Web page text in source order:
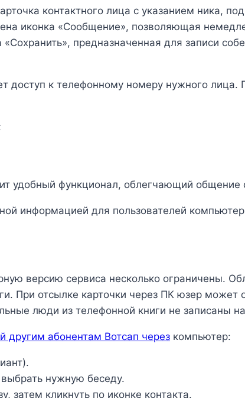
контактного лица с указанием ника,
иконка «Сообщение», позволяющая
предназначенная для записи
доступ к телефонному номеру нужного
удобный функционал, облегчающий общение
информацией для пользователей
версию сервиса несколько ограничены.
При отсылке карточки через ПК юзер может
люди из телефонной книги не записаны
другим абонентам Вотсап через компьютер:
нужную беседу.
затем кликнуть по иконке контакта.